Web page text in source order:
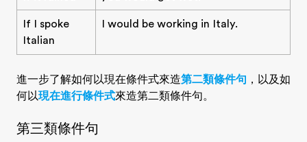
If I spoke
Italian
I would be working in Italy.
進一步了解如何以現在條件式來造第二類條件句 ，以及如
何以現在進行條件式來造第二類條件句。
第三類條件句